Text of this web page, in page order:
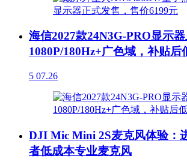
海信2027款24N3G-PRO显示器
1080P/180Hz+广色域，补贴后
5 07.26
DJI Mic Mini 2S麦克风体验：
者低成本专业麦克风